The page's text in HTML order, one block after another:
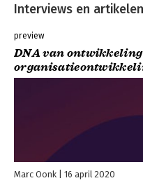
Interviews en artikelen
preview
DNA van
Marc Oonk 16 april 2020